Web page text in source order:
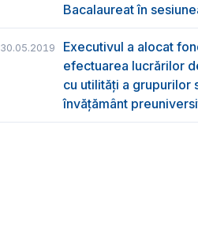
Bacalaureat în
30.05.2019
Executivul a alocat
efectuarea lucrărilor
cu utilități a grupurilor
învățământ